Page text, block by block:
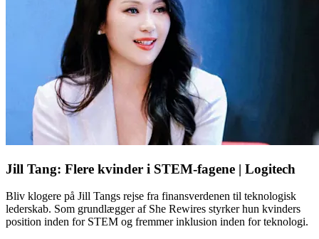
Jill Tang: Flere kvinder i STEM-fagene | Logitech
Bliv klogere på Jill Tangs rejse fra finansverdenen til teknologisk
lederskab. Som grundlægger af She Rewires styrker hun kvinders
position inden for STEM og fremmer inklusion inden for teknologi.